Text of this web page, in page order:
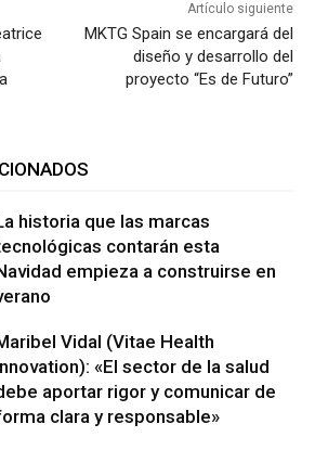
Artículo siguiente
MKTG Spain se encargará del
diseño y desarrollo del
proyecto “Es de Futuro”
historia que las marcas
contarán esta
empieza a construirse en
Vidal (Vitae Health
«El sector de la salud
aportar rigor y comunicar de
clara y responsable»